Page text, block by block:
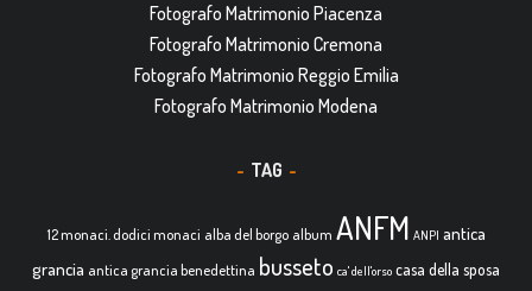
Fotografo Matrimonio Piacenza
Fotografo Matrimonio Cremona
Fotografo Matrimonio Reggio Emilia
Fotografo Matrimonio Modena
TAG
12 monaci. dodici monaci alba del borgo album ANFM ANPI antica
grancia antica grancia benedettina busseto ca' dell'orso casa della sposa